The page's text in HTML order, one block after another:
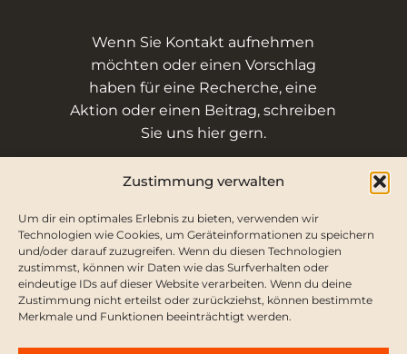
Zustimmung verwalten
Um dir ein optimales Erlebnis zu bieten, verwenden wir
Technologien wie Cookies, um Geräteinformationen zu speichern
und/oder darauf zuzugreifen. Wenn du diesen Technologien
zustimmst, können wir Daten wie das Surfverhalten oder
eindeutige IDs auf dieser Website verarbeiten. Wenn du deine
Zustimmung nicht erteilst oder zurückziehst, können bestimmte
Merkmale und Funktionen beeinträchtigt werden.
Wenn Sie Kontakt aufnehmen
möchten oder einen Vorschlag
haben für eine Recherche, eine
Aktion oder einen Beitrag, schreiben
Sie uns hier gern.
NACHNAME